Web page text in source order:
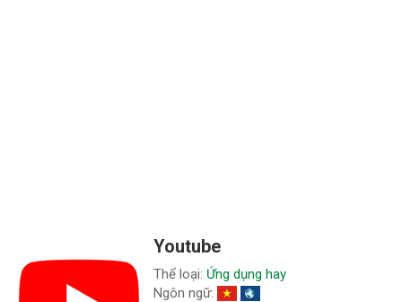
Youtube
Thể loại: Ứng dụng hay
Ngôn ngữ: